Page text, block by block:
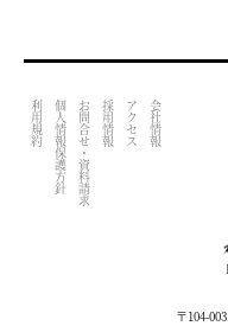
OUTPUT INDEX FILE (NOW
会社情報
アクセス
採用情報
お問合せ・資料請求
個人情報保護方針
利用規約
〒104-